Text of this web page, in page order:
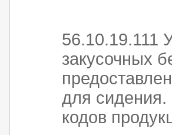
56.10.19.111
закусочных
для сидения.
кодов